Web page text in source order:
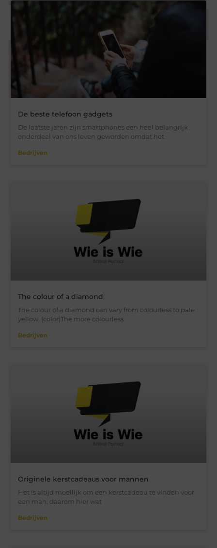
De beste telefoon gadgets
De laatste jaren zijn smartphones een heel belangrijk
onderdeel van ons leven geworden omdat het
Bedrijven
The colour of a diamond
The colour of a diamond can vary from colourless to pale
yellow. (color)The more colourless
Bedrijven
Originele kerstcadeaus voor mannen
Het is altijd moeilijk om een kerstcadeau te vinden voor
een man, daarom hier wat
Bedrijven